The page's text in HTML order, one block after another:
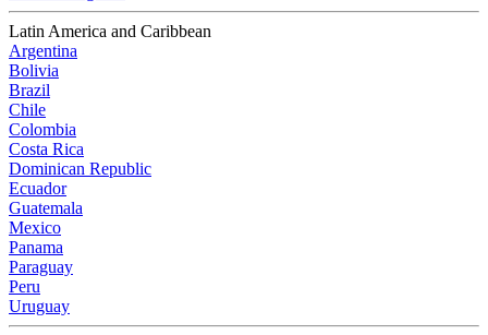
Latin America and Caribbean
Argentina
Bolivia
Brazil
Chile
Colombia
Costa Rica
Dominican Republic
Ecuador
Guatemala
Mexico
Panama
Paraguay
Peru
Uruguay